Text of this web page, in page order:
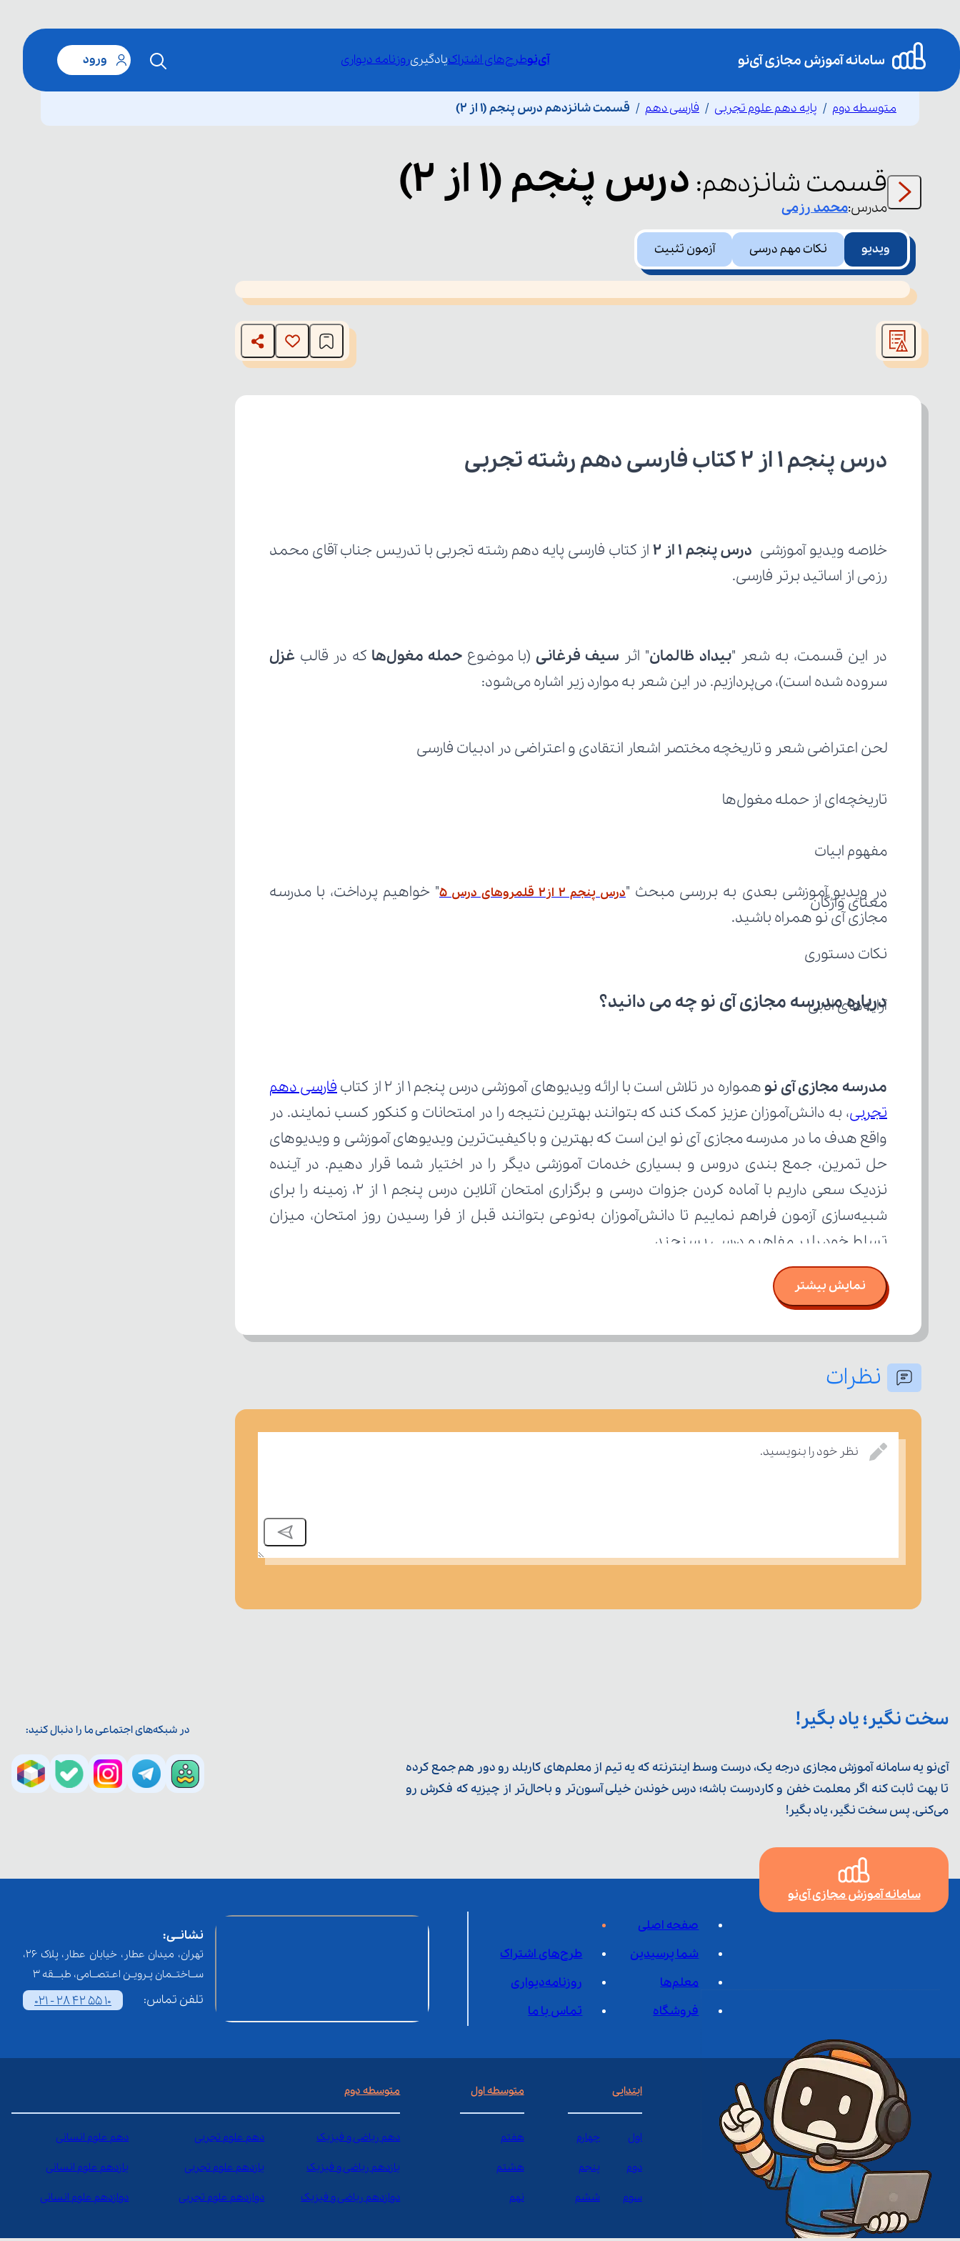
آی‌نوطرح‌های اشتراکیادگیریروزنامه دیواری ورود
متوسطه دوم پایه دهم علوم تجربی فارسی دهم قسمت شانزدهم درس پنجم (1 از 2)
قسمت شانزدهم: درس پنجم (1 از 2) مدرس:محمدرزمی
ویدیو نکات مهم درسی آزمون تثبیت
This
is
window.
درس پنجم 1 از 2 کتاب فارسی دهم رشته تجربی
خلاصه ویدیو آموزشی درس پنجم 1 از 2
رزمی از اساتید برتر فارسی.
در این قسمت، به شعر "بیداد ظالمان" اثر سیف فرغانی (با موضوع حمله مغول‌ها که در قالب غزل
سروده شده است)، می‌پردازیم. در این شعر به موارد زیر اشاره می‌شود:
لحن اعتراضی شعر و تاریخچه مختصر اشعار انتقادی و اعتراضی در ادبیات فارسی
تاریخچه‌ای از حمله مغول‌ها
مفهوم ابیات
معنای واژگان
نکات دستوری
آرایه‌های ادبی
در ویدیو آموزشی بعدی به بررسی مبحث "درس پنجم 2 از2 قلمروهای درس 5
مجازی آی نو همراه باشید.
درباره مدرسه مجازی آی نو چه می‌ دانید؟
مدرسه مجازی آی نو همواره در تلاش است با ارائه ویدیوهای آموزشی درس پنجم 1 از 2 از کتاب
تجربی
تسلط خود را بر مفاهیم درسی بسنجند.
نمایش بیشتر
نظرات
نظر خود را بنویسید.
سخت نگیر؛ یاد بگیر!
آی‌نو یه سامانه آموزش مجازی درجه یک، درست وسط اینترنته که یه تیم از معلم‌‌های کاربلد رو دور هم جمع کرده
تا بهت ثابت کنه اگر معلمت خفن و کاردرست باشه؛ درس خوندن خیلی آسون‌تر و باحال‌تر از چیزیه که فکرش رو
می‌کنی. پس سخت نگیر، یاد بگیر!
در شبکه‌های اجتماعی ما را دنبال کنید:
سامانه آموزش مجازی آی‌نو
صفحه اصلی
شما پرسیدین
طرح‌های اشتراک
معلم‌ها
روزنامه‌دیواری
فروشگاه
تماس با ما
نشانــی:
تهران، میدان عطار، خیابان عطار، پلاک 26،
ســاختــمان پـرویـن اعـتصــامی، طبـــقه 3
تلفن تماس: 021 - 28 42 55 10
ابتدایی
اول چهارم
دوم پنجم
سوم ششم
متوسطه اول
هفتم
هشتم
نهم
متوسطه دوم
دهم ریاضی و فیزیک دهم علوم تجربی دهم علوم انسانی
یازدهم ریاضی و فیزیک یازدهم علوم تجربی یازدهم علوم انسانی
دوازدهم ریاضی و فیزیک دوازدهم علوم تجربی دوازدهم علوم انسانی